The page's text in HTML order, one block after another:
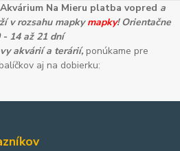
Na Mieru platba vopred a
v rozsahu mapkymapky! Orientačne
- 14 až 21 dní
akvárií a terárií, ponúkame pre
aj na dobierku: